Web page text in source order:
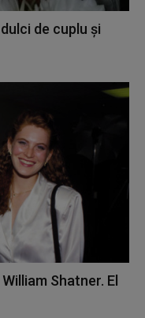
de cuplu și
Shatner. El